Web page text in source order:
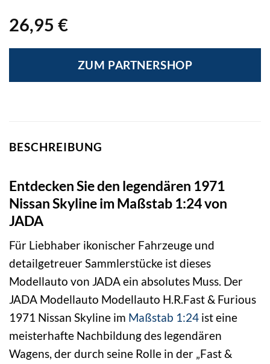
26,95 €
ZUM PARTNERSHOP
BESCHREIBUNG
Entdecken Sie den legendären 1971
Nissan Skyline im Maßstab 1:24 von
JADA
Für Liebhaber ikonischer Fahrzeuge und
detailgetreuer Sammlerstücke ist dieses
Modellauto von JADA ein absolutes Muss. Der
JADA Modellauto Modellauto H.R.Fast & Furious
1971 Nissan Skyline im Maßstab 1:24 ist eine
meisterhafte Nachbildung des legendären
Wagens, der durch seine Rolle in der „Fast &